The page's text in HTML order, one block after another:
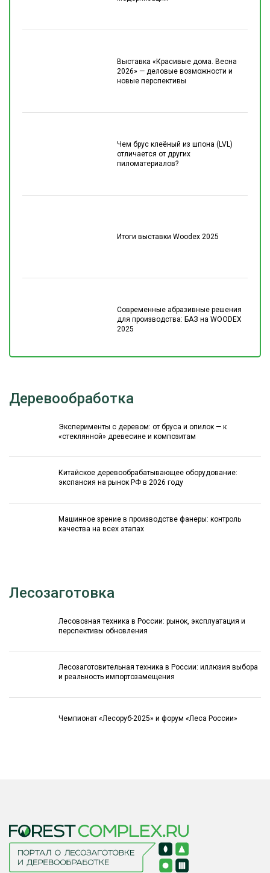
Выставка «Красивые дома. Весна
2026» — деловые возможности и
новые перспективы
Чем брус клеёный из шпона (LVL)
отличается от других
пиломатериалов?
Итоги выставки Woodex 2025
Современные абразивные решения
для производства: БАЗ на WOODEX
2025
Деревообработка
Эксперименты с деревом: от бруса и опилок — к
«стеклянной» древесине и композитам
Китайское деревообрабатывающее оборудование:
экспансия на рынок РФ в 2026 году
Машинное зрение в производстве фанеры: контроль
качества на всех этапах
Лесозаготовка
Лесовозная техника в России: рынок, эксплуатация и
перспективы обновления
Лесозаготовительная техника в России: иллюзия выбора
и реальность импортозамещения
Чемпионат «Лесоруб-2025» и форум «Леса России»